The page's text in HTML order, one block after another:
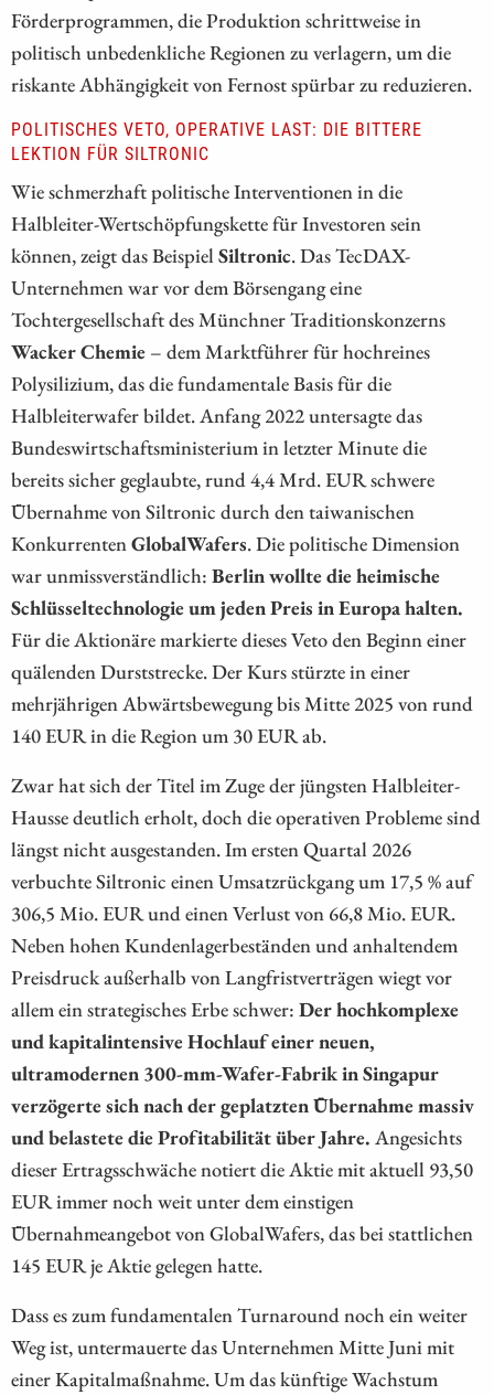
Förderprogrammen, die Produktion schrittweise in
politisch unbedenkliche Regionen zu verlagern, um die
riskante Abhängigkeit von Fernost spürbar zu reduzieren.
POLITISCHES VETO, OPERATIVE LAST: DIE BITTERE
LEKTION FÜR SILTRONIC
Wie schmerzhaft politische Interventionen in die
Halbleiter-Wertschöpfungskette für Investoren sein
können, zeigt das Beispiel Siltronic. Das TecDAX-
Unternehmen war vor dem Börsengang eine
Tochtergesellschaft des Münchner Traditionskonzerns
Wacker Chemie – dem Marktführer für hochreines
Polysilizium, das die fundamentale Basis für die
Halbleiterwafer bildet. Anfang 2022 untersagte das
Bundeswirtschaftsministerium in letzter Minute die
bereits sicher geglaubte, rund 4,4 Mrd. EUR schwere
Übernahme von Siltronic durch den taiwanischen
Konkurrenten GlobalWafers. Die politische Dimension
war unmissverständlich: Berlin wollte die heimische
Schlüsseltechnologie um jeden Preis in Europa halten.
Für die Aktionäre markierte dieses Veto den Beginn einer
quälenden Durststrecke. Der Kurs stürzte in einer
mehrjährigen Abwärtsbewegung bis Mitte 2025 von rund
140 EUR in die Region um 30 EUR ab.
Zwar hat sich der Titel im Zuge der jüngsten Halbleiter-
Hausse deutlich erholt, doch die operativen Probleme sind
längst nicht ausgestanden. Im ersten Quartal 2026
verbuchte Siltronic einen Umsatzrückgang um 17,5 % auf
306,5 Mio. EUR und einen Verlust von 66,8 Mio. EUR.
Neben hohen Kundenlagerbeständen und anhaltendem
Preisdruck außerhalb von Langfristverträgen wiegt vor
allem ein strategisches Erbe schwer: Der hochkomplexe
und kapitalintensive Hochlauf einer neuen,
ultramodernen 300-mm-Wafer-Fabrik in Singapur
verzögerte sich nach der geplatzten Übernahme massiv
und belastete die Profitabilität über Jahre. Angesichts
dieser Ertragsschwäche notiert die Aktie mit aktuell 93,50
EUR immer noch weit unter dem einstigen
Übernahmeangebot von GlobalWafers, das bei stattlichen
145 EUR je Aktie gelegen hatte.
Dass es zum fundamentalen Turnaround noch ein weiter
Weg ist, untermauerte das Unternehmen Mitte Juni mit
einer Kapitalmaßnahme. Um das künftige Wachstum